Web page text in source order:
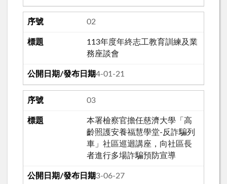
02
113年度年終志工教育訓練及業
務座談會
114-01-21
03
本署檢察官擔任慈濟大學「高
齡照護安養福慧學堂-反詐騙列
車」社區巡迴講座，向社區長
者進行多場詐騙預防宣導
113-06-27